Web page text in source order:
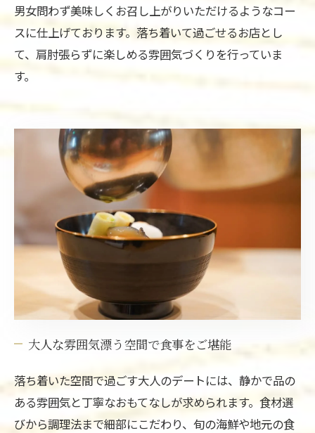
男女問わず美味しくお召し上がりいただけるようなコー
スに仕上げております。落ち着いて過ごせるお店とし
て、肩肘張らずに楽しめる雰囲気づくりを行っていま
す。
大人な雰囲気漂う空間で食事をご堪能
落ち着いた空間で過ごす大人のデートには、静かで品の
ある雰囲気と丁寧なおもてなしが求められます。食材選
びから調理法まで細部にこだわり、旬の海鮮や地元の食